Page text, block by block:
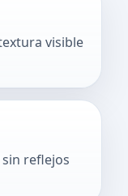
visible
reflejos